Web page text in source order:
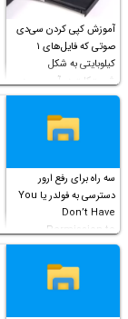
آموزش کپی کردن سی‌دی
صوتی که فایل‌های ۱
کیلوبایتی به شکل
شورت‌کات در آن موجود
است!
سه راه برای رفع ارور
دسترسی به فولدر یا You
Don’t Have
Permission to
Access this folder